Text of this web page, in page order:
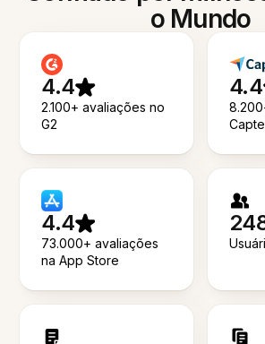
o Mundo
4.4
2.100+ avaliações no
G2
4.4
4.4
73.000+ avaliações
na App Store